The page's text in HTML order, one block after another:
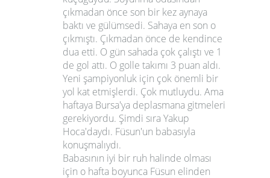
çıkmadan önce son bir kez aynaya
baktı ve gülümsedi. Sahaya en son o
çıkmıştı. Çıkmadan önce de kendince
dua etti. O gün sahada çok çalıştı ve 1
de gol attı. O golle takımı 3 puan aldı.
Yeni şampiyonluk için çok önemli bir
yol kat etmişlerdi. Çok mutluydu. Ama
haftaya Bursa'ya deplasmana gitmeleri
gerekiyordu. Şimdi sıra Yakup
Hoca'daydı. Füsun'un babasıyla
konuşmalıydı.
Babasının iyi bir ruh halinde olması
için o hafta boyunca Füsun elinden